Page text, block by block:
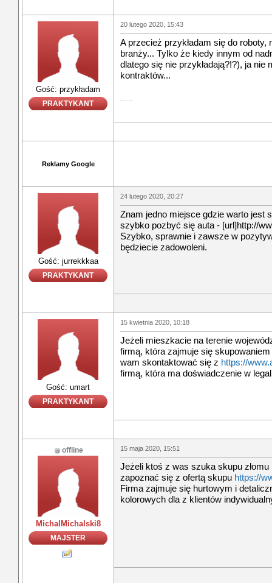
Gość: przykładam
PRAKTYKANT
20 lutego 2020, 15:43
A przecież przykładam się do
branży... Tylko że kiedy innym od
dlatego się nie przykładają?!?), ja
kontraktów...
Reklamy Google
Gość: jurrekkkaa
PRAKTYKANT
24 lutego 2020, 20:27
Znam jedno miejsce gdzie warto jest
szybko pozbyć się auta - [url]http://
Szybko, sprawnie i zawsze w
będziecie zadowoleni.
Gość: umart
PRAKTYKANT
15 kwietnia 2020, 10:18
Jeżeli mieszkacie na terenie
firmą, która zajmuje się
wam skontaktować się z https://
firmą, która ma doświadczenie w
offline
MichalMichalski8
MAJSTER
15 maja 2020, 15:51
Jeżeli ktoś z was szuka skupu
zapoznać się z ofertą skupu https://
Firma zajmuje się hurtowym i
kolorowych dla z klientów